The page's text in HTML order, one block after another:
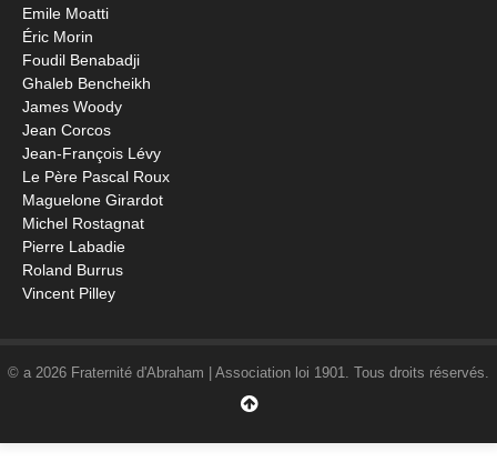
Emile Moatti
Éric Morin
Foudil Benabadji
Ghaleb Bencheikh
James Woody
Jean Corcos
Jean-François Lévy
Le Père Pascal Roux
Maguelone Girardot
Michel Rostagnat
Pierre Labadie
Roland Burrus
Vincent Pilley
© a 2026 Fraternité d'Abraham | Association loi 1901. Tous droits réservés.